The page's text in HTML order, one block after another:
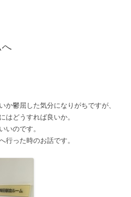
へ
か鬱屈した気分になりがちですが、
はどうすれば良いか。
いのです。
行った時のお話です。